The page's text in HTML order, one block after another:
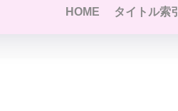
HOME タイトル索引